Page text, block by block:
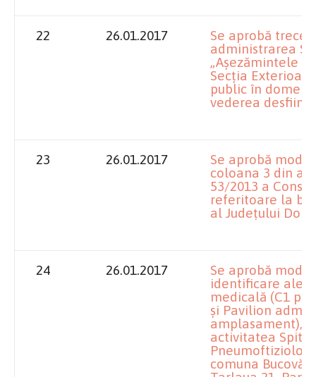
22 26.01.2017
Se aprobă
administrarea
„Aşezămintele
Secţia
public în
vederea
23 26.01.2017
Se aprobă
coloana 3 din
53/2013 a
referitoare la
al Judeţului Dolj;
24 26.01.2017
Se aprobă
identificare ale
medicală (C1
şi Pavilion
amplasament),
activitatea
comuna